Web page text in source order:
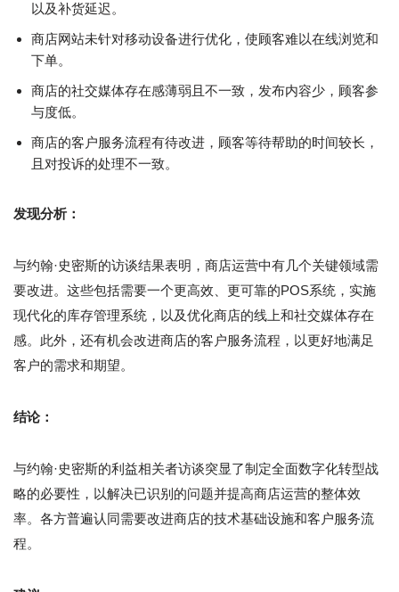
以及补货延迟。
商店网站未针对移动设备进行优化，使顾客难以在线浏览和
下单。
商店的社交媒体存在感薄弱且不一致，发布内容少，顾客参
与度低。
商店的客户服务流程有待改进，顾客等待帮助的时间较长，
且对投诉的处理不一致。
发现分析：
与约翰·史密斯的访谈结果表明，商店运营中有几个关键领域需
要改进。这些包括需要一个更高效、更可靠的POS系统，实施
现代化的库存管理系统，以及优化商店的线上和社交媒体存在
感。此外，还有机会改进商店的客户服务流程，以更好地满足
客户的需求和期望。
结论：
与约翰·史密斯的利益相关者访谈突显了制定全面数字化转型战
略的必要性，以解决已识别的问题并提高商店运营的整体效
率。各方普遍认同需要改进商店的技术基础设施和客户服务流
程。